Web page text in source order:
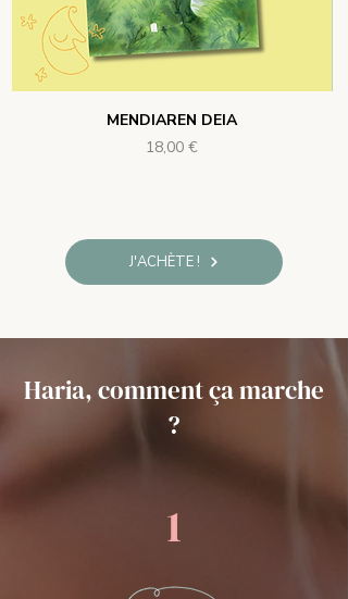
MENDIAREN DEIA
Prix
18,00 €
J'ACHÈTE !
Haria, comment ça marche
?
1